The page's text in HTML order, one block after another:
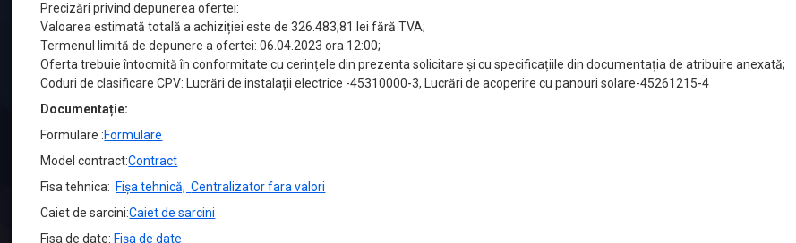
Precizări privind depunerea ofertei:
Valoarea estimată totală a achiziției este de 326.483,81 lei fără TVA;
Termenul limită de depunere a ofertei: 06.04.2023 ora 12:00;
Oferta trebuie întocmită în conformitate cu cerințele din prezenta solicitare și cu specificațiile din documentația de atribuire anexată;
Coduri de clasificare CPV: Lucrări de instalații electrice -45310000-3, Lucrări de acoperire cu panouri solare-45261215-4
Documentație:
Formulare :Formulare
Model contract:Contract
Fisa tehnica: Fișa tehnică,Centralizator fara valori
Caiet de sarcini:Caiet de sarcini
Fisa de date: Fișa de date